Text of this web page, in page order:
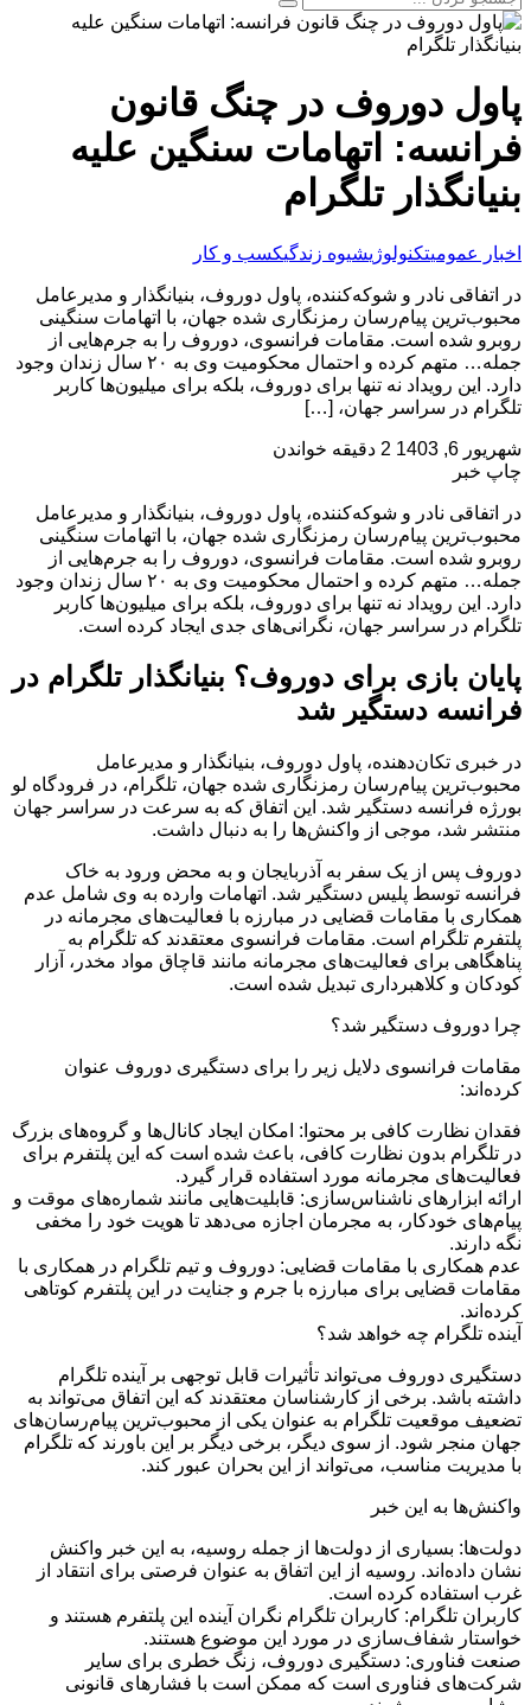
پاول دوروف در چنگ قانون
فرانسه: اتهامات سنگین علیه
بنیانگذار تلگرام
اخبار عمومیتکنولوژیشیوه زندگیکسب و کار
در اتفاقی نادر و شوکه‌کننده، پاول دوروف، بنیانگذار و مدیرعامل
محبوب‌ترین پیام‌رسان رمزنگاری شده جهان، با اتهامات سنگینی
روبرو شده است. مقامات فرانسوی، دوروف را به جرم‌هایی از
جمله… متهم کرده و احتمال محکومیت وی به ۲۰ سال زندان وجود
دارد. این رویداد نه تنها برای دوروف، بلکه برای میلیون‌ها کاربر
تلگرام در سراسر جهان، […]
شهریور 6, 1403
2 دقیقه خواندن
چاپ خبر
در اتفاقی نادر و شوکه‌کننده، پاول دوروف، بنیانگذار و مدیرعامل
محبوب‌ترین پیام‌رسان رمزنگاری شده جهان، با اتهامات سنگینی
روبرو شده است. مقامات فرانسوی، دوروف را به جرم‌هایی از
جمله… متهم کرده و احتمال محکومیت وی به ۲۰ سال زندان وجود
دارد. این رویداد نه تنها برای دوروف، بلکه برای میلیون‌ها کاربر
تلگرام در سراسر جهان، نگرانی‌های جدی ایجاد کرده است.
پایان بازی برای دوروف؟ بنیانگذار تلگرام در
فرانسه دستگیر شد
در خبری تکان‌دهنده، پاول دوروف، بنیانگذار و مدیرعامل
محبوب‌ترین پیام‌رسان رمزنگاری شده جهان، تلگرام، در فرودگاه لو
بورژه فرانسه دستگیر شد. این اتفاق که به سرعت در سراسر جهان
منتشر شد، موجی از واکنش‌ها را به دنبال داشت.
دوروف پس از یک سفر به آذربایجان و به محض ورود به خاک
فرانسه توسط پلیس دستگیر شد. اتهامات وارده به وی شامل عدم
همکاری با مقامات قضایی در مبارزه با فعالیت‌های مجرمانه در
پلتفرم تلگرام است. مقامات فرانسوی معتقدند که تلگرام به
پناهگاهی برای فعالیت‌های مجرمانه مانند قاچاق مواد مخدر، آزار
کودکان و کلاهبرداری تبدیل شده است.
چرا دوروف دستگیر شد؟
مقامات فرانسوی دلایل زیر را برای دستگیری دوروف عنوان
کرده‌اند:
فقدان نظارت کافی بر محتوا: امکان ایجاد کانال‌ها و گروه‌های بزرگ
در تلگرام بدون نظارت کافی، باعث شده است که این پلتفرم برای
فعالیت‌های مجرمانه مورد استفاده قرار گیرد.
ارائه ابزارهای ناشناس‌سازی: قابلیت‌هایی مانند شماره‌های موقت و
پیام‌های خودکار، به مجرمان اجازه می‌دهد تا هویت خود را مخفی
نگه دارند.
عدم همکاری با مقامات قضایی: دوروف و تیم تلگرام در همکاری با
مقامات قضایی برای مبارزه با جرم و جنایت در این پلتفرم کوتاهی
کرده‌اند.
آینده تلگرام چه خواهد شد؟
دستگیری دوروف می‌تواند تأثیرات قابل توجهی بر آینده تلگرام
داشته باشد. برخی از کارشناسان معتقدند که این اتفاق می‌تواند به
تضعیف موقعیت تلگرام به عنوان یکی از محبوب‌ترین پیام‌رسان‌های
جهان منجر شود. از سوی دیگر، برخی دیگر بر این باورند که تلگرام
با مدیریت مناسب، می‌تواند از این بحران عبور کند.
واکنش‌ها به این خبر
دولت‌ها: بسیاری از دولت‌ها از جمله روسیه، به این خبر واکنش
نشان داده‌اند. روسیه از این اتفاق به عنوان فرصتی برای انتقاد از
غرب استفاده کرده است.
کاربران تلگرام: کاربران تلگرام نگران آینده این پلتفرم هستند و
خواستار شفاف‌سازی در مورد این موضوع هستند.
صنعت فناوری: دستگیری دوروف، زنگ خطری برای سایر
شرکت‌های فناوری است که ممکن است با فشارهای قانونی